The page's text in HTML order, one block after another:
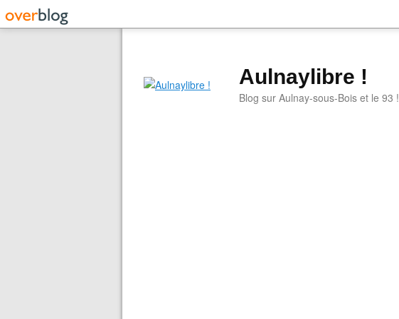
Aulnaylibre !
Blog sur Aulnay-sous-Bois et le 93 !